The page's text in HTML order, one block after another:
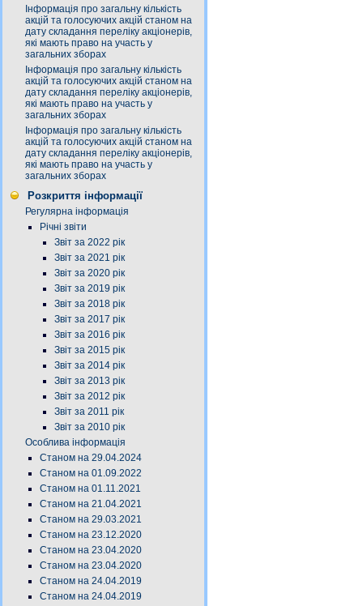
Інформація про загальну кількість
акцій та голосуючих акцій станом на
дату складання переліку акціонерів,
які мають право на участь у
загальних зборах
Інформація про загальну кількість
акцій та голосуючих акцій станом на
дату складання переліку акціонерів,
які мають право на участь у
загальних зборах
Інформація про загальну кількість
акцій та голосуючих акцій станом на
дату складання переліку акціонерів,
які мають право на участь у
загальних зборах
Розкриття інформації
Регулярна інформація
Річні звіти
Звіт за 2022 рік
Звіт за 2021 рік
Звіт за 2020 рік
Звіт за 2019 рік
Звіт за 2018 рік
Звіт за 2017 рік
Звіт за 2016 рік
Звіт за 2015 рік
Звіт за 2014 рік
Звіт за 2013 рік
Звіт за 2012 рік
Звіт за 2011 рік
Звіт за 2010 рік
Особлива інформація
Станом на 29.04.2024
Станом на 01.09.2022
Станом на 01.11.2021
Станом на 21.04.2021
Станом на 29.03.2021
Станом на 23.12.2020
Станом на 23.04.2020
Станом на 23.04.2020
Станом на 24.04.2019
Станом на 24.04.2019